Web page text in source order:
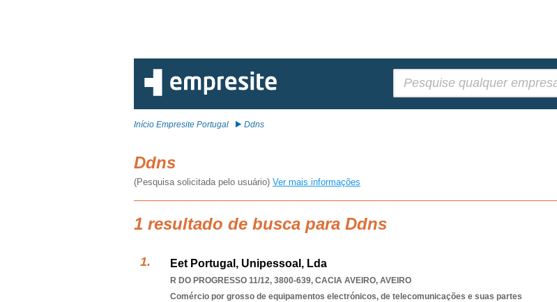
Início Empresite Portugal Ddns
Ddns
(Pesquisa solicitada pelo usuário) Ver mais informações
1 resultado de busca para Ddns
Eet Portugal, Unipessoal, Lda
R DO PROGRESSO 11/12, 3800-639, CACIA AVEIRO, AVEIRO
Comércio por grosso de equipamentos electrónicos, de telecomunicações e suas partes